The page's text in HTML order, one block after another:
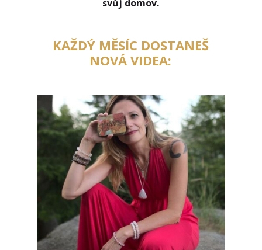
svůj domov.
KAŽDÝ MĚSÍC DOSTANEŠ
NOVÁ VIDEA: